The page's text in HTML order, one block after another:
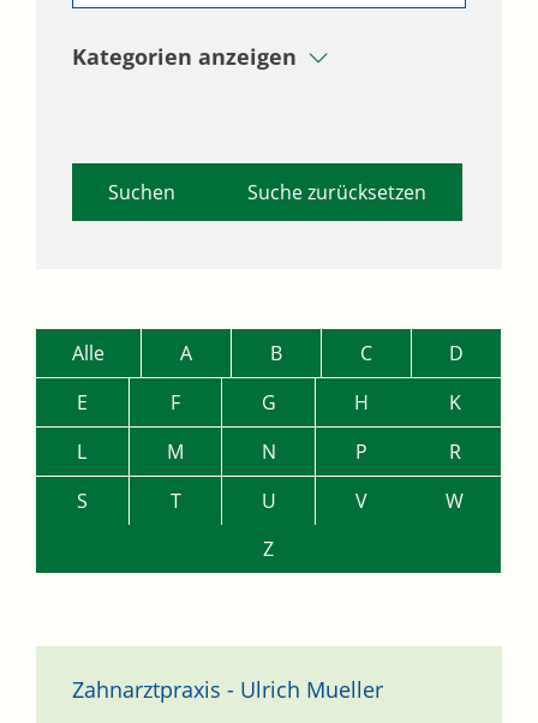
Kategorien anzeigen
Suche zurücksetzen
Alle A B C
D
E
F G H
K
L
M N P
R
S
T U V
W
Z
Zahnarztpraxis - Ulrich Mueller